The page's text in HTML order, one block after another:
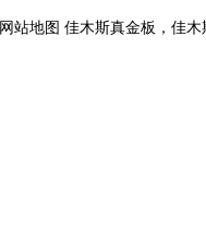
网站地图 佳木斯真金板，佳